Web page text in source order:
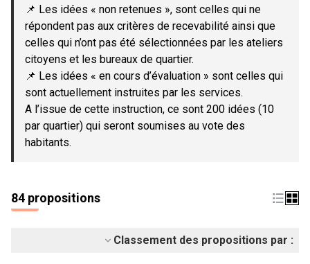
📌 Les idées « non retenues », sont celles qui ne
répondent pas aux critères de recevabilité ainsi que
celles qui n’ont pas été sélectionnées par les ateliers
citoyens et les bureaux de quartier.
📌 Les idées « en cours d’évaluation » sont celles qui
sont actuellement instruites par les services.
A l’issue de cette instruction, ce sont 200 idées (10
par quartier) qui seront soumises au vote des
habitants.
84 propositions
Classement des propositions par :